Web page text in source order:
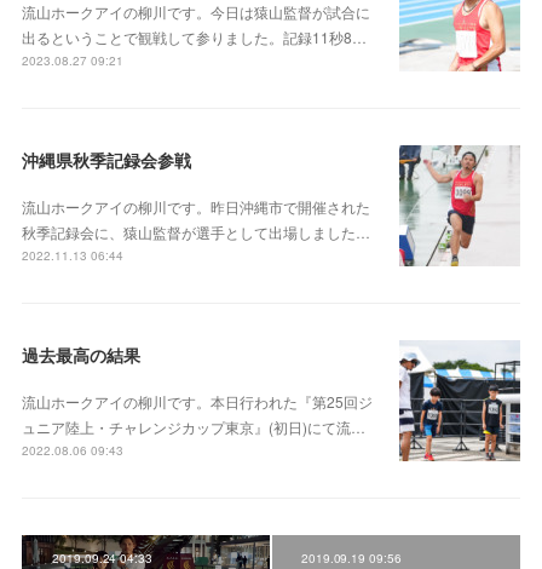
流山ホークアイの柳川です。今日は猿山監督が試合に
出るということで観戦して参りました。記録11秒8…
2023.08.27 09:21
沖縄県秋季記録会参戦
流山ホークアイの柳川です。昨日沖縄市で開催された
秋季記録会に、猿山監督が選手として出場しました…
2022.11.13 06:44
過去最高の結果
流山ホークアイの柳川です。本日行われた『第25回ジ
ュニア陸上・チャレンジカップ東京』(初日)にて流…
2022.08.06 09:43
2019.09.24 04:33 2019.09.19 09:56